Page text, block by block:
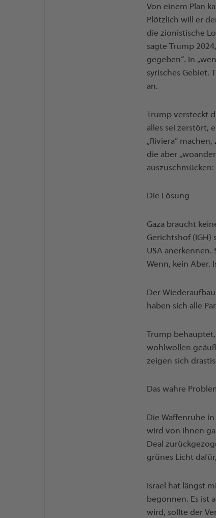
Von einem Plan
Plötzlich will er
die zionistische
sagte Trump
gegeben“. In
syrisches Gebiet.
an.
Trump versteckt
alles sei zerstört,
„Riviera“
die aber
Die Lösung
Gaza braucht
Gerichtshof (IGH)
USA anerkennen.
Wenn, kein Aber.
Der
haben sich alle
Trump behauptet,
wohlwollen
zeigen sich
Das wahre
Die Waffenruhe
wird von ihnen
Deal
grünes Licht
Israel hat längst
begonnen. Es ist
wird, sollte der